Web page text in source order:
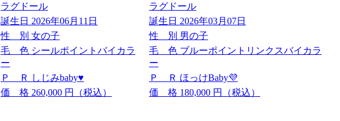
ラグドール
誕生日 2026年06月11日
性 別 女の子
毛 色 シールポイントバイカラ
ー
Ｐ Ｒ
しじみbaby♥️
価 格 260,000 円（税込）
ラグドール
誕生日 2026年03月07日
性 別 男の子
毛 色 ブルーポイントリンクスバイカラ
ー
Ｐ Ｒ ほっけBaby💜
価 格 180,000 円（税込）